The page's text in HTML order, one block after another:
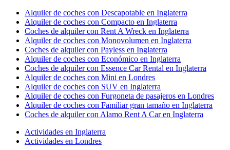
Alquiler de coches con Descapotable en Inglaterra
Alquiler de coches con Compacto en Inglaterra
Coches de alquiler con Rent A Wreck en Inglaterra
Alquiler de coches con Monovolumen en Inglaterra
Coches de alquiler con Payless en Inglaterra
Alquiler de coches con Económico en Inglaterra
Coches de alquiler con Essence Car Rental en Inglaterra
Alquiler de coches con Mini en Londres
Alquiler de coches con SUV en Inglaterra
Alquiler de coches con Furgoneta de pasajeros en Londres
Alquiler de coches con Familiar gran tamaño en Inglaterra
Coches de alquiler con Alamo Rent A Car en Inglaterra
Actividades en Inglaterra
Actividades en Londres